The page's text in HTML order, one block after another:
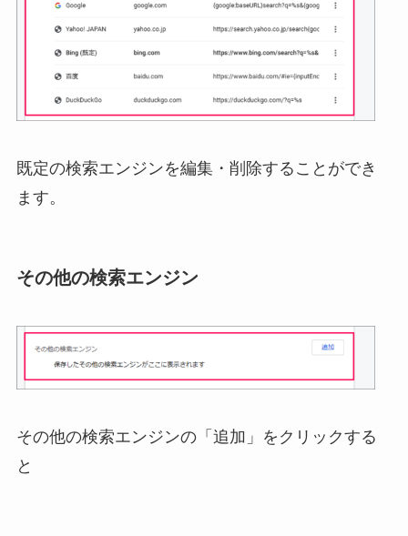
既定の検索エンジンを編集・削除することができ
ます。
その他の検索エンジン
その他の検索エンジンの「追加」をクリックする
と